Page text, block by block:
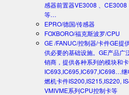
感器前置器VE3008 、
等…
EPRO/德国/传感器
FOXBORO/福克斯波罗/CPU
GE /FANUC/控制器/卡件GE提
供必要的基础设施。GE产品广
销商，提供各种系列的模块和
IC693,IC695,IC697,IC698…
燃机卡件IS200,IS215,IS220,
VMIVME系列CPU控制卡等